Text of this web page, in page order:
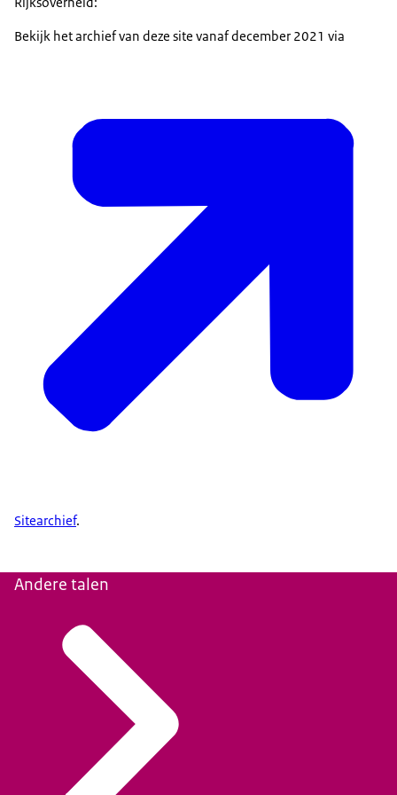
Bekijk het archief van deze site vanaf december 2021 via
Sitearchief.
Andere talen